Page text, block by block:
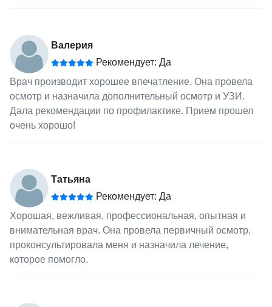
Валерия
Рекомендует: Да
Врач производит хорошее впечатление. Она провела
осмотр и назначила дополнительный осмотр и УЗИ.
Дала рекомендации по профилактике. Прием прошел
очень хорошо!
Татьяна
Рекомендует: Да
Хорошая, вежливая, профессиональная, опытная и
внимательная врач. Она провела первичный осмотр,
проконсультировала меня и назначила лечение,
которое помогло.